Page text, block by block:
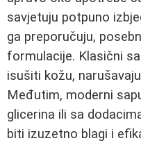
savjetuju potpuno
ga preporučuju,
formulacije. Klasični
isušiti kožu,
Međutim, moderni
glicerina ili sa
biti izuzetno blagi i